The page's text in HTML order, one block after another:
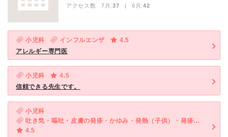
アクセス数 7月:37 | 6月:42
小児科 インフルエンザ
4.5
アレルギー専門医
小児科
4.5
信頼できる先生です。
小児科
吐き気・嘔吐・皮膚の発疹・かゆみ・発熱（子供）・発疹（子供）
4.5